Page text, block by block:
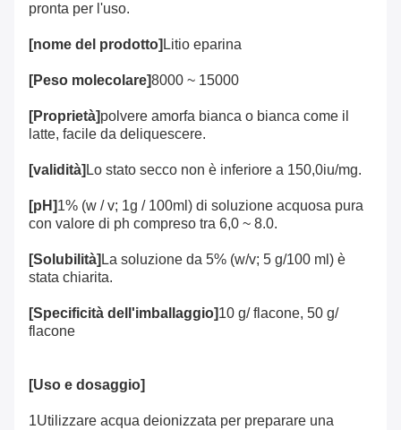
pronta per l'uso.
[nome del prodotto] Litio eparina
[Peso molecolare]8000 ~ 15000
[Proprietà]polvere amorfa bianca o bianca come il
latte, facile da deliquescere.
[validità] Lo stato secco non è inferiore a 150,0iu/mg.
[pH]1% (w / v; 1g / 100ml) di soluzione acquosa pura
con valore di ph compreso tra 6,0 ~ 8.0.
[Solubilità] La soluzione da 5% (w/v; 5 g/100 ml) è
stata chiarita.
[Specificità dell'imballaggio]10 g/ flacone, 50 g/
flacone
[Uso e dosaggio]
1Utilizzare acqua deionizzata per preparare una